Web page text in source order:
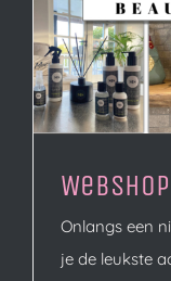
Onlangs een
je de leukste